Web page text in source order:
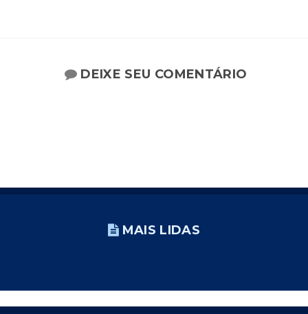
DEIXE SEU COMENTÁRIO
MAIS LIDAS